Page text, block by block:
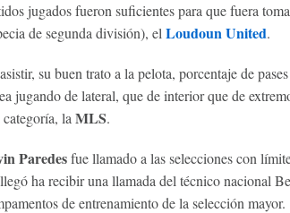
jugados fueron suficientes para que fuera
de segunda división), el Loudoun United.
su buen trato a la pelota, porcentaje de
jugando de lateral, que de interior que de
la MLS.
Paredesfue llamado a las selecciones con
ha recibir una llamada del técnico nacional
de entrenamiento de la selección mayor.